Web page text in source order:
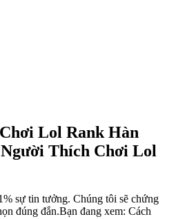
Lol Rank Hàn
Thích Chơi Lol
sự tin tưởng. Chúng tôi sẽ chứng
đúng đắn.Bạn đang xem: Cách